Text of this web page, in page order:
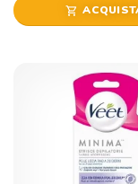
shopping_cart